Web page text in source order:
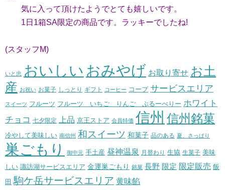
気に入って頂けたようでとても嬉しいです。
1日1箱SA限定の商品です。ラッキーでしたね!
(スタッフM)
いと忠 おいしい おみやげ お取り寄せ お土
産 お祝い お菓子 しっとり ギフト コーヒー コープ サービスエリア
スイーツ フルーツ フルーツ いちご りんご ぶるーべりー ホワイト
チョコ 七夕限定 上品 京王ストア 会員特価 信州 信州銘菓
冷やして美味しい 南信州 和スイーツ 和菓子 品のある 夏、さっぱり
巣ごもり 御中元 手土産 昼神温泉 月替わり 生協 生菓子 美味
しい 諏訪湖サービスエリア 金運巣ごもり 銘菓 長野 限定 限定販売 飯
田 駒ケ岳サービスエリア 黄味餡